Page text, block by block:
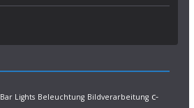
Bar Lights Beleuchtung Bildverarbeitung c-